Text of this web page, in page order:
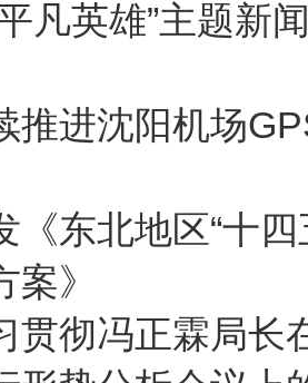
凡英雄”主题新
推进沈阳机场
《东北地区“十四
》
贯彻冯正霖局长